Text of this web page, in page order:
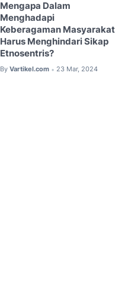
Mengapa Dalam
Menghadapi
Keberagaman Masyarakat
Harus Menghindari Sikap
Etnosentris?
By Vartikel.com • 23 Mar, 2024